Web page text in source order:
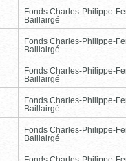
Fonds Charles-Philippe-
Baillairgé
Fonds Charles-Philippe-
Baillairgé
Fonds Charles-Philippe-
Baillairgé
Fonds Charles-Philippe-
Baillairgé
Fonds Charles-Philippe-
Baillairgé